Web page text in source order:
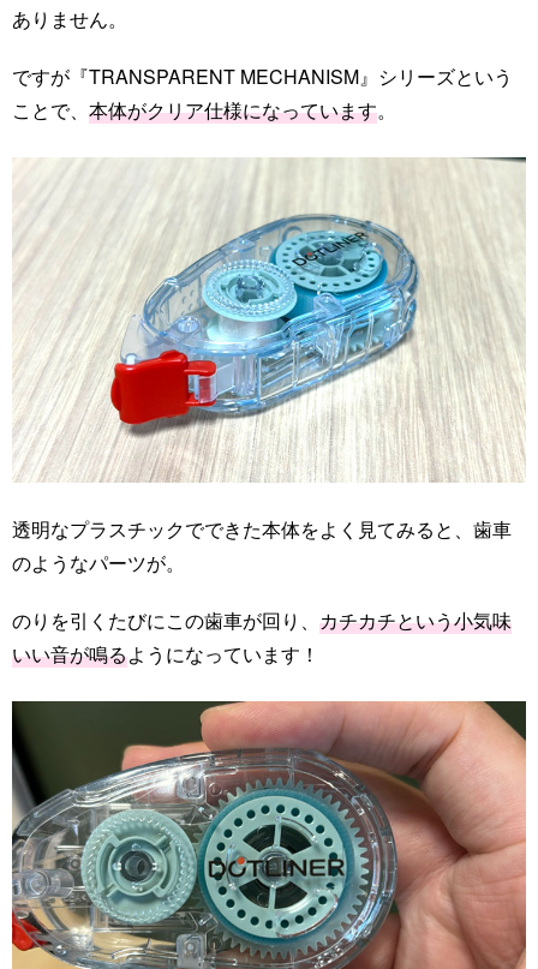
ありません。
ですが『TRANSPARENT MECHANISM』シリーズという
ことで、 本体がクリア仕様になっています。
透明なプラスチックでできた本体をよく見てみると、歯車
のようなパーツが。
のりを引くたびにこの歯車が回り、 カチカチという小気味
いい音が鳴るようになっています！